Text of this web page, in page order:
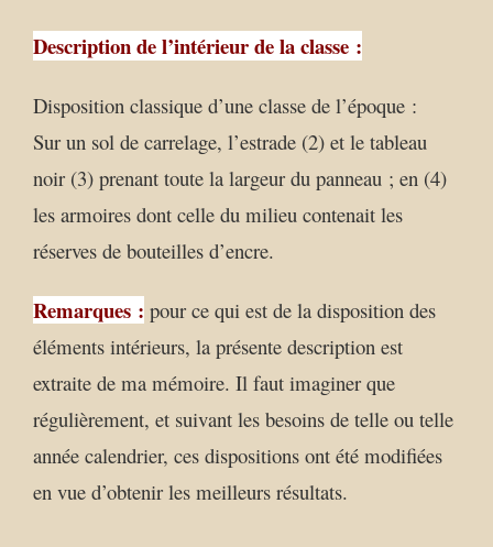
Description de l’intérieur de la classe :
Disposition classique d’une classe de l’époque :
Sur un sol de carrelage, l’estrade (2) et le tableau
noir (3) prenant toute la largeur du panneau ; en (4)
les armoires dont celle du milieu contenait les
réserves de bouteilles d’encre.
Remarques : pour ce qui est de la disposition des
éléments intérieurs, la présente description est
extraite de ma mémoire. Il faut imaginer que
régulièrement, et suivant les besoins de telle ou telle
année calendrier, ces dispositions ont été modifiées
en vue d’obtenir les meilleurs résultats.